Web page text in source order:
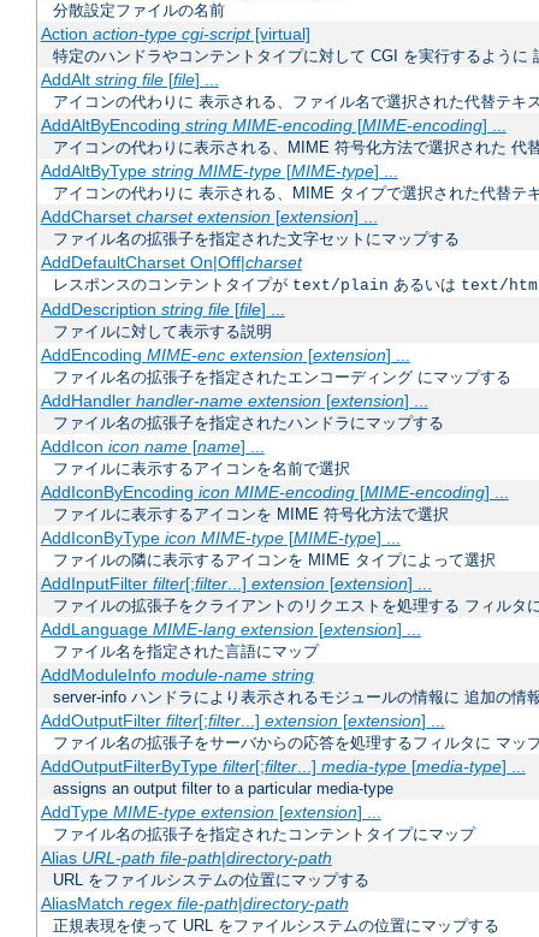
分散設定ファイルの名前
Action action-type cgi-script[virtual]
特定のハンドラやコンテントタイプに対して CGI を実行するように
AddAlt string file[file] ...
アイコンの代わりに 表示される、ファイル名で選択された代替テキ
AddAltByEncoding string MIME-encoding[MIME-encoding] ...
アイコンの代わりに表示される、MIME 符号化方法で選択された 代
AddAltByType string MIME-type[MIME-type] ...
アイコンの代わりに 表示される、MIME タイプで選択された代替テ
AddCharset charset extension[extension] ...
ファイル名の拡張子を指定された文字セットにマップする
AddDefaultCharset On|Off|charset
レスポンスのコンテントタイプが text/plain あるいは text/
AddDescription string file[file] ...
ファイルに対して表示する説明
AddEncoding MIME-enc extension[extension] ...
ファイル名の拡張子を指定されたエンコーディング にマップする
AddHandler handler-name extension[extension] ...
ファイル名の拡張子を指定されたハンドラにマップする
AddIcon icon name[name] ...
ファイルに表示するアイコンを名前で選択
AddIconByEncoding icon MIME-encoding[MIME-encoding] ...
ファイルに表示するアイコンを MIME 符号化方法で選択
AddIconByType icon MIME-type[MIME-type] ...
ファイルの隣に表示するアイコンを MIME タイプによって選択
AddInputFilter filter[;filter...] extension[extension] ...
ファイルの拡張子をクライアントのリクエストを処理する フィルタ
AddLanguage MIME-lang extension[extension] ...
ファイル名を指定された言語にマップ
AddModuleInfo module-name string
server-info ハンドラにより表示されるモジュールの情報に 追加の情
AddOutputFilter filter[;filter...] extension[extension] ...
ファイル名の拡張子をサーバからの応答を処理するフィルタに マッ
AddOutputFilterByType filter[;filter...] media-type[media-type] ...
assigns an output filter to a particular media-type
AddType MIME-type extension[extension] ...
ファイル名の拡張子を指定されたコンテントタイプにマップ
Alias URL-path file-path|directory-path
URL をファイルシステムの位置にマップする
AliasMatch regex file-path|directory-path
正規表現を使って URL をファイルシステムの位置にマップする